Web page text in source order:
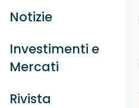
Notizie
Investimenti e
Mercati
Rivista